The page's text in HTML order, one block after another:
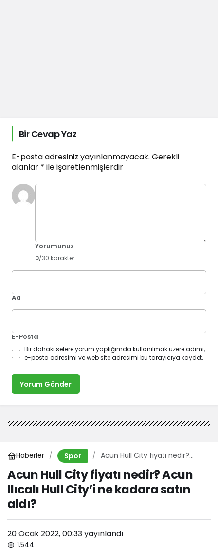
Bir Cevap Yaz
E-posta adresiniz yayınlanmayacak. Gerekli
alanlar * ile işaretlenmişlerdir
Yorumunuz
0/30 karakter
Ad
E-Posta
Bir dahaki sefere yorum yaptığımda kullanılmak üzere adımı,
e-posta adresimi ve web site adresimi bu tarayıcıya kaydet.
Yorum Gönder
Haberler Spor
Acun Hull City fiyatı nedir?
satın aldı?
Acun Hull City fiyatı nedir? Acun
Ilıcalı Hull City’i ne kadara satın
aldı?
20 Ocak 2022, 00:33yayınlandı
1.544